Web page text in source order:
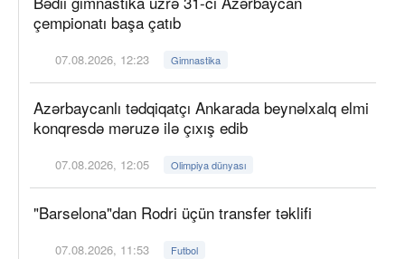
çempionatı başa çatıb
07.08.2026, 12:23 Gimnastika
Azərbaycanlı tədqiqatçı Ankarada beynəlxalq elmi
konqresdə məruzə ilə çıxış edib
07.08.2026, 12:05 Olimpiya dünyası
"Barselona"dan Rodri üçün transfer təklifi
07.08.2026, 11:53 Futbol